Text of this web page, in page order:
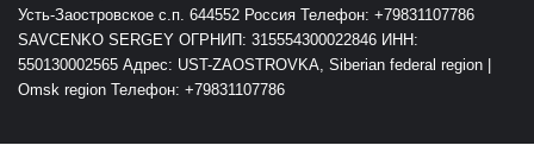
Усть-Заостровское с.п. 644552 Россия Телефон: +79831107786
SAVCENKO SERGEY ОГРНИП: 315554300022846 ИНН:
550130002565 Адрес: UST-ZAOSTROVKA, Siberian federal region |
Omsk region Телефон: +79831107786